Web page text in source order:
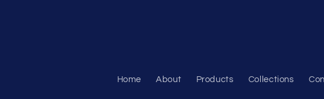
Home About Products Collections